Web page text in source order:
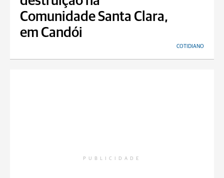
Comunidade Santa Clara,
em Candói
COTIDIANO
PUBLICIDADE